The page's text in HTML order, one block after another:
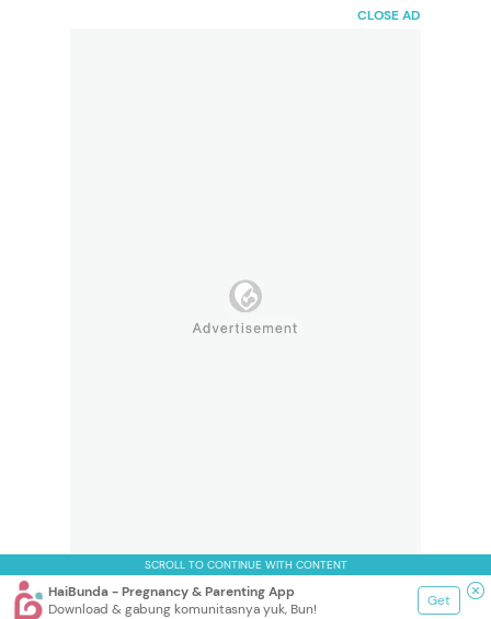
CLOSE AD
SCROLL TO CONTINUE WITH CONTENT
HaiBunda - Pregnancy & Parenting App
Download & gabung komunitasnya yuk, Bun!
Get